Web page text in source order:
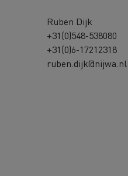
Ruben Dijk
+31(0)548-538080
+31(0)6-17212318
ruben.dijk@nijwa.nl